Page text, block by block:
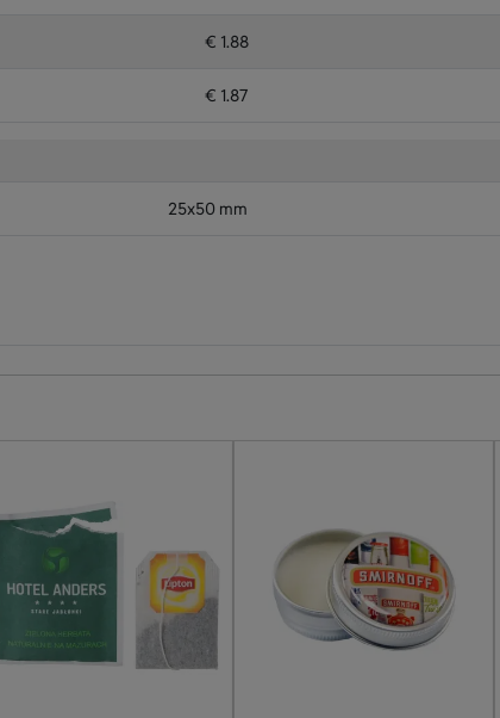
€ 1.88
€ 1.87
25x50 mm